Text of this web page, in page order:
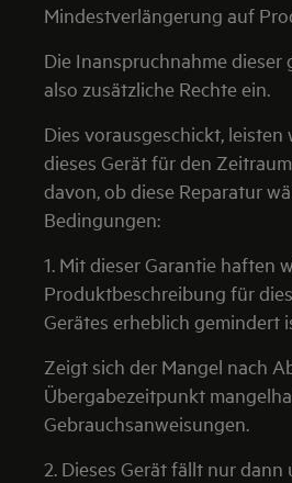
Mindestverlängerung auf
Die Inanspruchnahme
also zusätzliche Rechte ein.
Dies vorausgeschickt,
dieses Gerät für den
davon, ob diese Reparatur
Bedingungen:
1. Mit dieser Garantie haften
Produktbeschreibung für
Gerätes erheblich gemindert
Zeigt sich der Mangel nach
Übergabezeitpunkt
Gebrauchsanweisungen.
2. Dieses Gerät fällt nur